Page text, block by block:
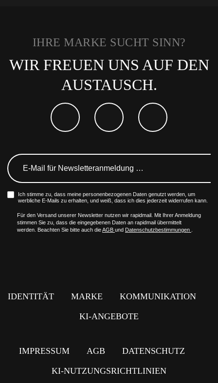
IHRE MARKE SUCHT SINN?
WIR FREUEN UNS AUF DEN
AUSTAUSCH.
Ich stimme zu, dass meine personenbezogenen Daten genutzt werden, um
werbliche E-Mails zu erhalten, und weiß, dass ich dies jederzeit widerrufen kann.
Für den Versand unserer Newsletter nutzen wir rapidmail. Mit Ihrer Anmeldung
stimmen Sie zu, dass die eingegebenen Daten an rapidmail übermittelt
werden. Beachten Sie bitte auch dieAGB und Datenschutzbestimmungen
IDENTITÄT MARKE KOMMUNIKATION
KI-ANGEBOTE
IMPRESSUM AGB DATENSCHUTZ
KI-NUTZUNGSRICHTLINIEN